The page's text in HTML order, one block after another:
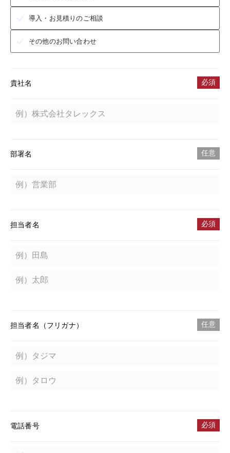
導入・お見積りのご相談
その他のお問い合わせ
貴社名 必須
部署名 任意
担当者名 必須
担当者名（フリガナ） 任意
電話番号 必須